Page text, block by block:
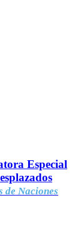
Especial
de Naciones